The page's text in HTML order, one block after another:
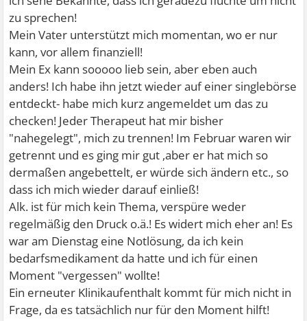
zu sprechen!
Mein Vater unterstützt mich momentan, wo er nur
kann, vor allem finanziell!
Mein Ex kann sooooo lieb sein, aber eben auch
anders! Ich habe ihn jetzt wieder auf einer singlebörse
entdeckt- habe mich kurz angemeldet um das zu
checken! Jeder Therapeut hat mir bisher
"nahegelegt", mich zu trennen! Im Februar waren wir
getrennt und es ging mir gut ,aber er hat mich so
dermaßen angebettelt, er würde sich ändern etc., so
dass ich mich wieder darauf einließ!
Alk. ist für mich kein Thema, verspüre weder
regelmäßig den Druck o.ä.! Es widert mich eher an! Es
war am Dienstag eine Notlösung, da ich kein
bedarfsmedikament da hatte und ich für einen
Moment "vergessen" wollte!
Ein erneuter Klinikaufenthalt kommt für mich nicht in
Frage, da es tatsächlich nur für den Moment hilft!